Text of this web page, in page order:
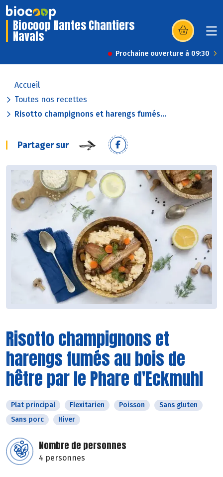
Biocoop Nantes Chantiers
Navals (s’ouvre dans
Prochaine ouverture à 09:30
Accueil
Toutes nos recettes
Risotto champignons et harengs fumés...
Partager sur
Risotto champignons et
harengs fumés au bois de
hêtre par le Phare d'Eckmuhl
Plat principal Flexitarien Poisson
Sans gluten
Sans porc
Hiver
Nombre de personnes
4 personnes